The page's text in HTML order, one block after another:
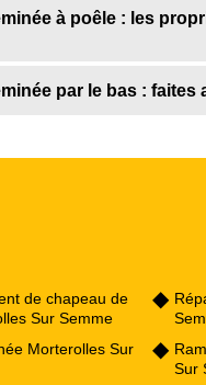
à poêle : les
par le bas : faites
de chapeau de
Sur Semme
Morterolles Sur
Sur